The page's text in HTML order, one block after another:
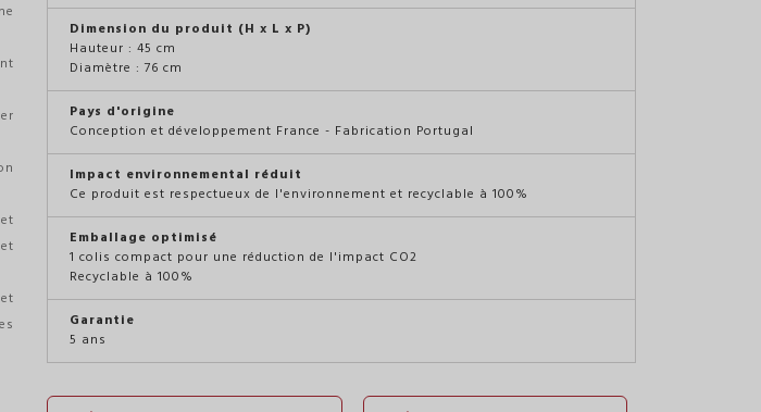
Dimension du produit (H x L x P)
Hauteur : 45 cm
Diamètre : 76 cm
Pays d'origine
Conception et développement France - Fabrication Portugal
Impact environnemental réduit
Ce produit est respectueux de l'environnement et recyclable à 100%
Emballage optimisé
1 colis compact pour une réduction de l'impact CO2
Recyclable à 100%
Garantie
5 ans